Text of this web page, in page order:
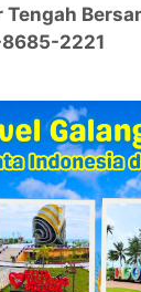
2221